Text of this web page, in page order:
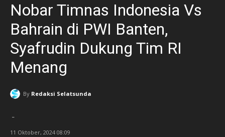
Nobar Timnas Indonesia Vs
Bahrain di PWI Banten,
Syafrudin Dukung Tim RI
Menang
By Redaksi Selatsunda
-
11 Oktober, 2024 08:09